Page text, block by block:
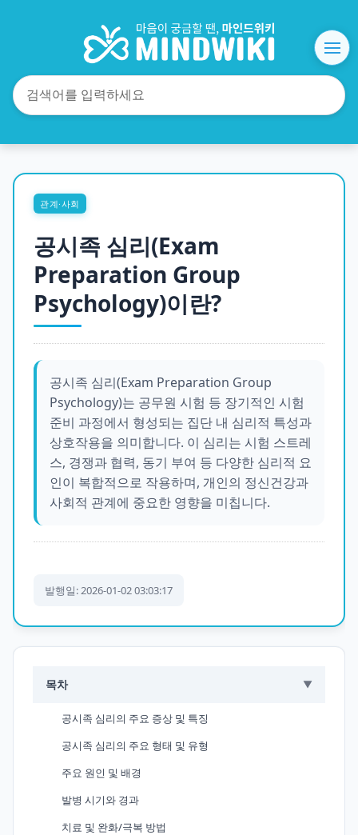
관계·사회
공시족 심리(Exam
Preparation Group
Psychology)이란?
공시족 심리(Exam Preparation Group
Psychology)는 공무원 시험 등 장기적인 시험
준비 과정에서 형성되는 집단 내 심리적 특성과
상호작용을 의미합니다. 이 심리는 시험 스트레
스, 경쟁과 협력, 동기 부여 등 다양한 심리적 요
인이 복합적으로 작용하며, 개인의 정신건강과
사회적 관계에 중요한 영향을 미칩니다.
발행일: 2026-01-02 03:03:17
목차 ▼
공시족 심리의 주요 증상 및 특징
공시족 심리의 주요 형태 및 유형
주요 원인 및 배경
발병 시기와 경과
치료 및 완화/극복 방법